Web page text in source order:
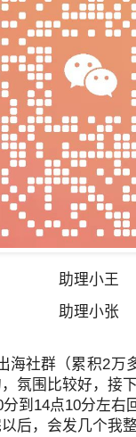
助理小王
助理小张
海社群（累积2万
氛围比较好，接
到14点10分左右
后，会发几个我